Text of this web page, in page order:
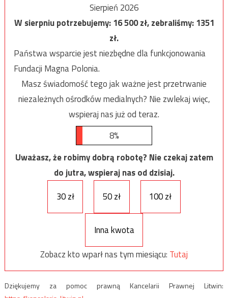
Sierpień 2026
W sierpniu potrzebujemy:16 500zł, zebraliśmy:1351
zł.
Państwa wsparcie jest niezbędne dla funkcjonowania
Fundacji Magna Polonia.
Masz świadomość tego jak ważne jest przetrwanie
niezależnych ośrodków medialnych? Nie zwlekaj więc,
wspieraj nas już od teraz.
8%
Uważasz, że robimy dobrą robotę? Nie czekaj zatem
do jutra, wspieraj nas od dzisiaj.
30 zł
50 zł 100 zł
Inna kwota
Zobacz kto wparł nas tym miesiącu: Tutaj
Dziękujemy za pomoc prawną Kancelarii Prawnej Litwin: